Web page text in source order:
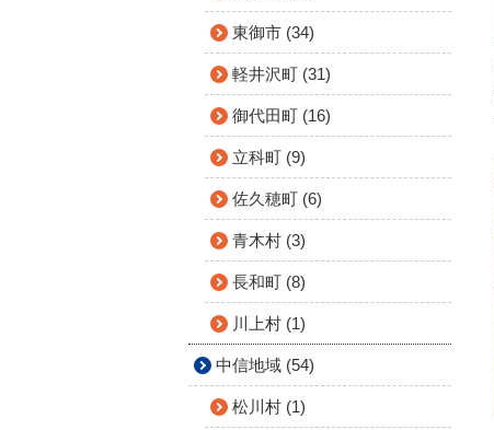
東御市 (34)
軽井沢町 (31)
御代田町 (16)
立科町 (9)
佐久穂町 (6)
青木村 (3)
長和町 (8)
川上村 (1)
中信地域 (54)
松川村 (1)